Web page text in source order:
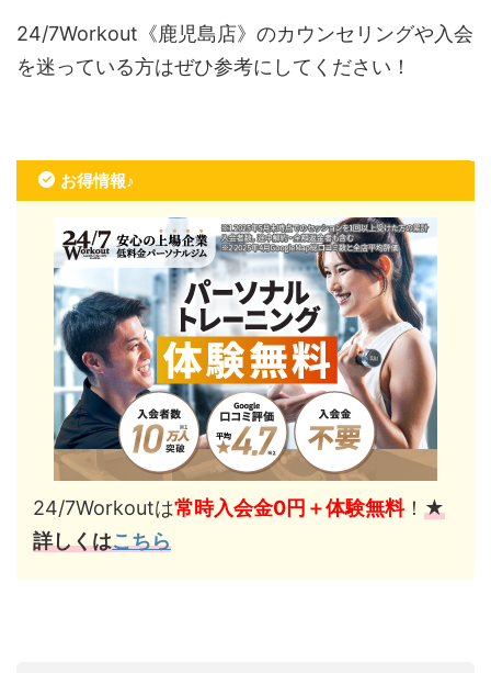
24/7Workout《鹿児島店》のカウンセリングや入会
を迷っている方はぜひ参考にしてください！
お得情報♪
24/7Workoutは常時入会金0円＋体験無料！ ★
詳しくはこちら